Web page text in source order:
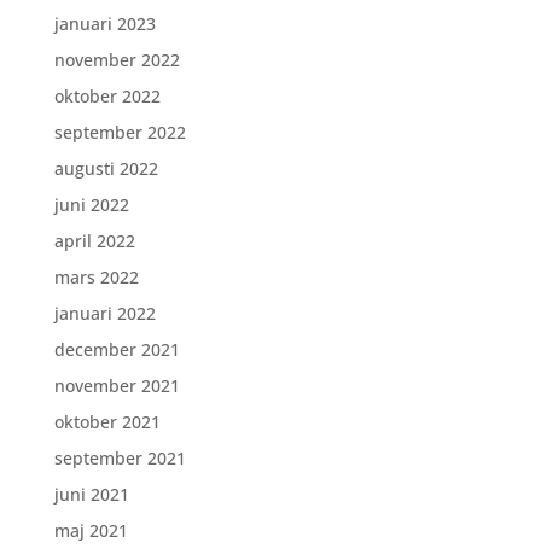
januari 2023
november 2022
oktober 2022
september 2022
augusti 2022
juni 2022
april 2022
mars 2022
januari 2022
december 2021
november 2021
oktober 2021
september 2021
juni 2021
maj 2021